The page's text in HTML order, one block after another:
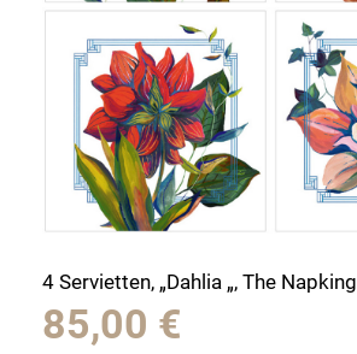
4 Servietten, „Dahlia „, The Napking
85,00 €